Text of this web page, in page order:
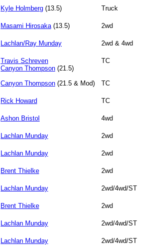
Kyle Holmberg (13.5) Truck
Masami Hirosaka (13.5) 2wd
Lachlan/Ray Munday 2wd & 4wd
Travis Schreven
Canyon Thompson (21.5)
TC
Canyon Thompson (21.5 & Mod) TC
Rick Howard TC
Ashon Bristol 4wd
Lachlan Munday 2wd
Lachlan Munday 2wd
Brent Thielke 2wd
Lachlan Munday 2wd/4wd/ST
Brent Thielke 2wd
Lachlan Munday 2wd/4wd/ST
Lachlan Munday 2wd/4wd/ST